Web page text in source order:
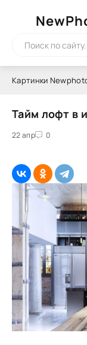
Картинки
Тайм лофт в
22 апр 0